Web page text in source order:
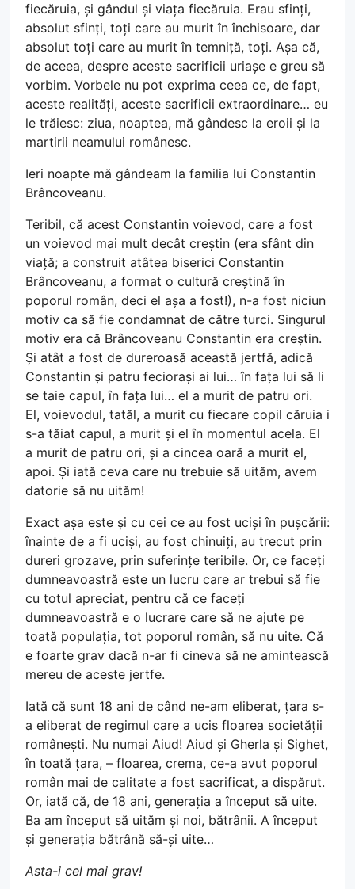
fiecăruia, și gândul și viața fiecăruia. Erau sfinți,
absolut sfinți, toți care au murit în închisoare, dar
absolut toți care au murit în temniță, toți. Așa că,
de aceea, despre aceste sacrificii uriașe e greu să
vorbim. Vorbele nu pot exprima ceea ce, de fapt,
aceste realități, aceste sacrificii extraordinare… eu
le trăiesc: ziua, noaptea, mă gândesc la eroii și la
martirii neamului românesc.
Ieri noapte mă gândeam la familia lui Constantin
Brâncoveanu.
Teribil, că acest Constantin voievod, care a fost
un voievod mai mult decât creștin (era sfânt din
viață; a construit atâtea biserici Constantin
Brâncoveanu, a format o cultură creștină în
poporul român, deci el așa a fost!), n-a fost niciun
motiv ca să fie condamnat de către turci. Singurul
motiv era că Brâncoveanu Constantin era creștin.
Și atât a fost de dureroasă această jertfă, adică
Constantin și patru feciorași ai lui… în fața lui să li
se taie capul, în fața lui… el a murit de patru ori.
El, voievodul, tatăl, a murit cu fiecare copil căruia i
s-a tăiat capul, a murit și el în momentul acela. El
a murit de patru ori, și a cincea oară a murit el,
apoi. Și iată ceva care nu trebuie să uităm, avem
datorie să nu uităm!
Exact așa este și cu cei ce au fost uciși în pușcării:
înainte de a fi uciși, au fost chinuiți, au trecut prin
dureri grozave, prin suferințe teribile. Or, ce faceți
dumneavoastră este un lucru care ar trebui să fie
cu totul apreciat, pentru că ce faceți
dumneavoastră e o lucrare care să ne ajute pe
toată populația, tot poporul român, să nu uite. Că
e foarte grav dacă n-ar fi cineva să ne amintească
mereu de aceste jertfe.
Iată că sunt 18 ani de când ne-am eliberat, țara s-
a eliberat de regimul care a ucis floarea societății
românești. Nu numai Aiud! Aiud și Gherla și Sighet,
în toată țara, – floarea, crema, ce-a avut poporul
român mai de calitate a fost sacrificat, a dispărut.
Or, iată că, de 18 ani, generația a început să uite.
Ba am început să uităm și noi, bătrânii. A început
și generația bătrână să-și uite…
Asta-i cel mai grav!